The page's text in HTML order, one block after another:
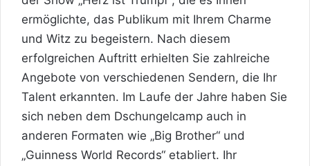
ermöglichte, das Publikum mit Ihrem Charme
und Witz zu begeistern. Nach diesem
erfolgreichen Auftritt erhielten Sie zahlreiche
Angebote von verschiedenen Sendern, die Ihr
Talent erkannten. Im Laufe der Jahre haben Sie
sich neben dem Dschungelcamp auch in
anderen Formaten wie „Big Brother“ und
„Guinness World Records“ etabliert. Ihr